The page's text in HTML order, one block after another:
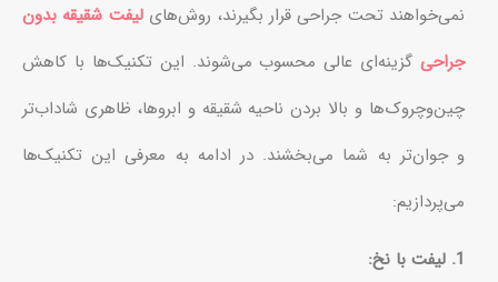
نمی‌خواهند تحت جراحی قرار بگیرند، روش‌هایلیفت شقیقه بدون
جراحی گزینه‌ای عالی محسوب می‌شوند. این تکنیک‌ها با کاهش
چین‌وچروک‌ها و بالا بردن ناحیه شقیقه و ابروها، ظاهری شاداب‌تر
و جوان‌تر به شما می‌بخشند. در ادامه به معرفی این تکنیک‌ها
می‌پردازیم:
1. لیفت با نخ: